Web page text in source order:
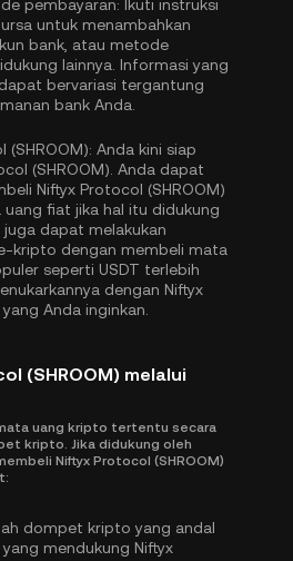
pembayaran: Ikuti instruksi
untuk menambahkan
bank, atau metode
lainnya. Informasi yang
bervariasi tergantung
bank Anda.
(SHROOM): Anda kini siap
(SHROOM). Anda dapat
Niftyx Protocol (SHROOM)
fiat jika hal itu didukung
dapat melakukan
kripto dengan membeli mata
seperti USDT terlebih
dengan Niftyx
Anda inginkan.
(SHROOM) melalui
uang kripto tertentu secara
kripto. Jika didukung oleh
Niftyx Protocol (SHROOM)
dompet kripto yang andal
mendukung Niftyx